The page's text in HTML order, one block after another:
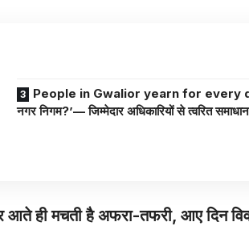
People in Gwalior yearn for every drop of
नगर निगम?’— जिम्मेदार अधिकारियों से त्वरित
मचती है अफरा-तफरी, आए दिन